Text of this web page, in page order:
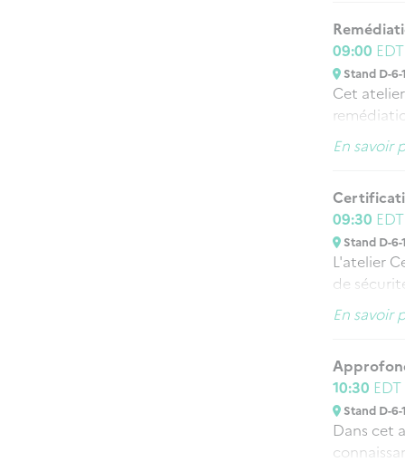
services
entreprises.
09:00 EDT
Stand D-6-1
Cet
est
de
piliers
L’ANSSI
volets
En savoir
09:30 EDT
Stand D-6-1
L'atelier
de
matière
En savoir
10:30 EDT
Stand D-6-1
Dans cet